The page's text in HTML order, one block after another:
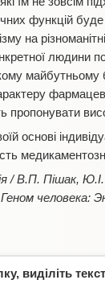
функцій
на
майбутньому
пропонувати
основі
/ В.П. Пішак,
Геном человека:
виділіть